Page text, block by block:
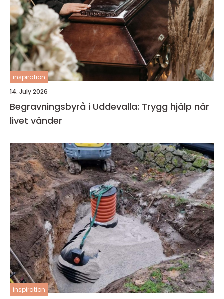
inspiration
14. July 2026
Begravningsbyrå i Uddevalla: Trygg hjälp när
livet vänder
inspiration